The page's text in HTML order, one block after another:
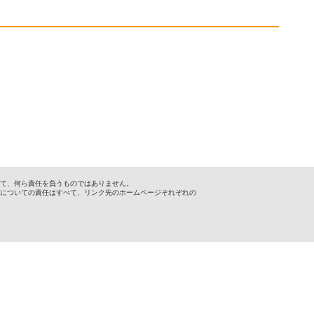
、何ら責任を負うものではありません。
ついての責任はすべて、リンク先のホームページそれぞれの